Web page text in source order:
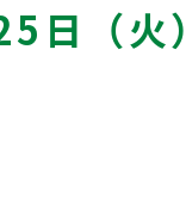
日（